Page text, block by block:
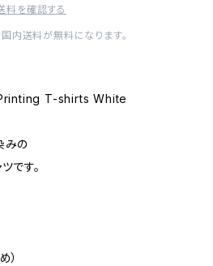
料を確認する
内送料が無料になります。
T-shirts White
みの
です。
）